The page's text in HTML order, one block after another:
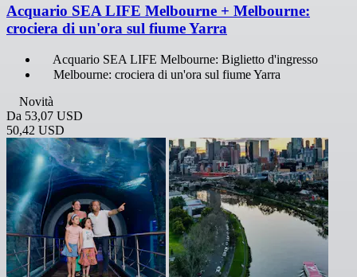
Acquario SEA LIFE Melbourne + Melbourne:
crociera di un'ora sul fiume Yarra
Acquario SEA LIFE Melbourne: Biglietto d'ingresso
Melbourne: crociera di un'ora sul fiume Yarra
Novità
Da 53,07 USD
50,42 USD